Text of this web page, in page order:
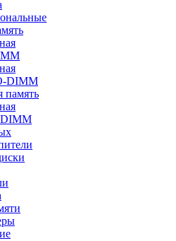
DIMM
память
DIMM